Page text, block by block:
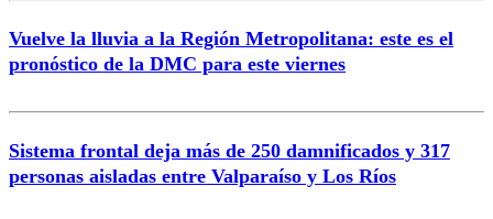
Vuelve la lluvia a la Región Metropolitana: este es el
pronóstico de la DMC para este viernes
Sistema frontal deja más de 250 damnificados y 317
personas aisladas entre Valparaíso y Los Ríos